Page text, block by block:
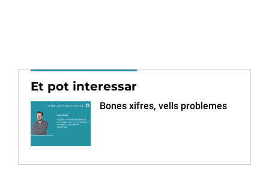
Et pot interessar
Bones xifres, vells problemes